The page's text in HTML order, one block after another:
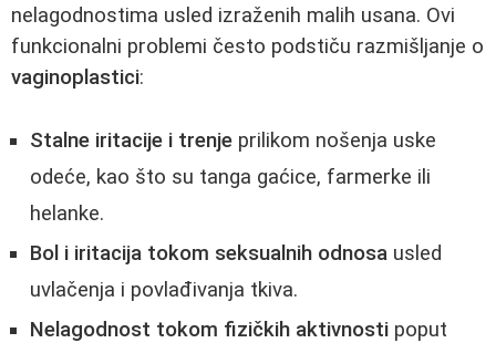
nelagodnostima usled izraženih malih usana. Ovi
funkcionalni problemi često podstiču razmišljanje o
vaginoplastici:
Stalne iritacije i trenje prilikom nošenja uske
odeće, kao što su tanga gaćice, farmerke ili
helanke.
Bol i iritacija tokom seksualnih odnosa usled
uvlačenja i povlađivanja tkiva.
Nelagodnost tokom fizičkih aktivnosti poput